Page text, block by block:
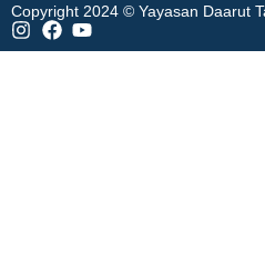
Copyright 2024 © Yayasan Daarut